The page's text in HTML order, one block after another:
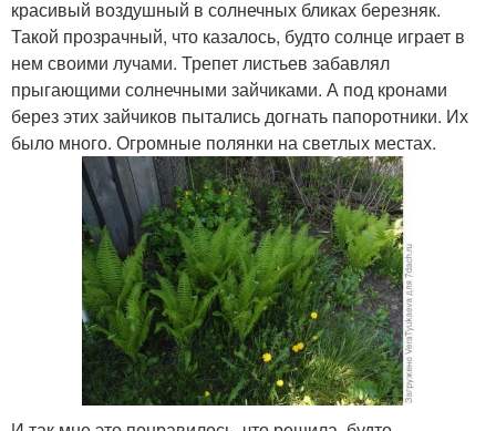
красивый воздушный в солнечных бликах березняк.
Такой прозрачный, что казалось, будто солнце играет в
нем своими лучами. Трепет листьев забавлял
прыгающими солнечными зайчиками. А под кронами
берез этих зайчиков пытались догнать папоротники. Их
было много. Огромные полянки на светлых местах.